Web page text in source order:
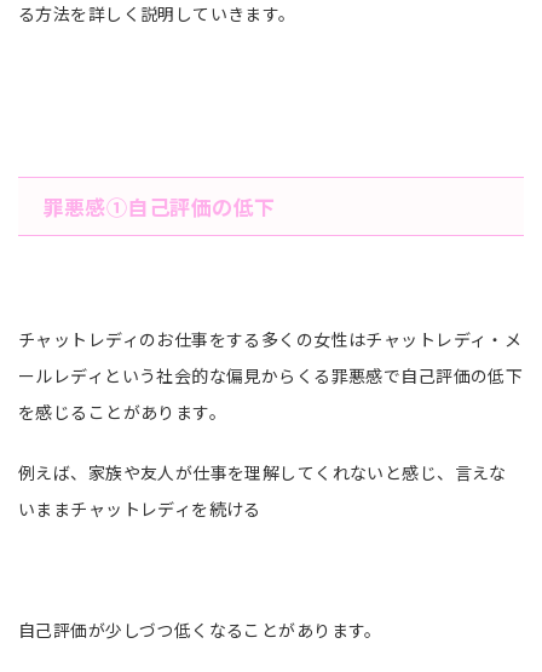
る方法を詳しく説明していきます。
罪悪感①自己評価の低下
チャットレディのお仕事をする多くの女性はチャットレディ・メ
ールレディという社会的な偏見からくる罪悪感で自己評価の低下
を感じることがあります。
例えば、家族や友人が仕事を理解してくれないと感じ、言えな
いままチャットレディを続ける
自己評価が少しづつ低くなることがあります。